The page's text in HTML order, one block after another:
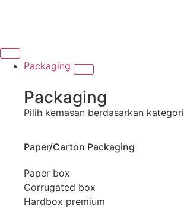
Packaging
Packaging
Pilih kemasan berdasarkan kategori
Paper/Carton Packaging
Paper box
Corrugated box
Hardbox premium